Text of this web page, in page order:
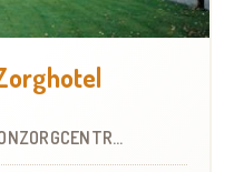
(WZC)